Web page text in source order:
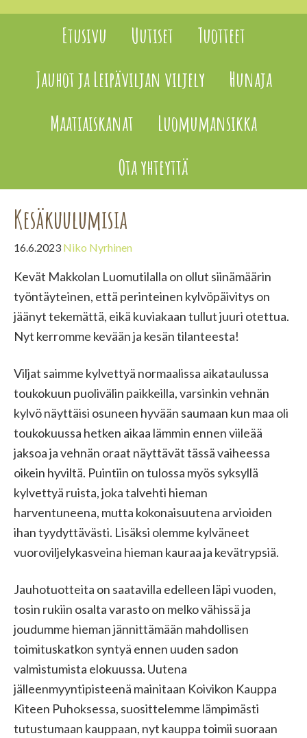
Etusivu Uutiset
Tuotteet
Jauhot ja Leipäviljan viljely
Hunaja
Maatiaiskanat
Luomumansikka
Ota yhteyttä
Kesäkuulumisia
16.6.2023 Niko Nyrhinen
Kevät Makkolan Luomutilalla on ollut siinämäärin
työntäyteinen, että perinteinen kylvöpäivitys on
jäänyt tekemättä, eikä kuviakaan tullut juuri otettua.
Nyt kerromme kevään ja kesän tilanteesta!
Viljat saimme kylvettyä normaalissa aikataulussa
toukokuun puolivälin paikkeilla, varsinkin vehnän
kylvö näyttäisi osuneen hyvään saumaan kun maa oli
toukokuussa hetken aikaa lämmin ennen viileää
jaksoa ja vehnän oraat näyttävät tässä vaiheessa
oikein hyviltä. Puintiin on tulossa myös syksyllä
kylvettyä ruista, joka talvehti hieman
harventuneena, mutta kokonaisuutena arvioiden
ihan tyydyttävästi. Lisäksi olemme kylväneet
vuoroviljelykasveina hieman kauraa ja kevätrypsiä.
Jauhotuotteita on saatavilla edelleen läpi vuoden,
tosin rukiin osalta varasto on melko vähissä ja
joudumme hieman jännittämään mahdollisen
toimituskatkon syntyä ennen uuden sadon
valmistumista elokuussa. Uutena
jälleenmyyntipisteenä mainitaan Koivikon Kauppa
Kiteen Puhoksessa, suosittelemme lämpimästi
tutustumaan kauppaan, nyt kauppa toimii suoraan